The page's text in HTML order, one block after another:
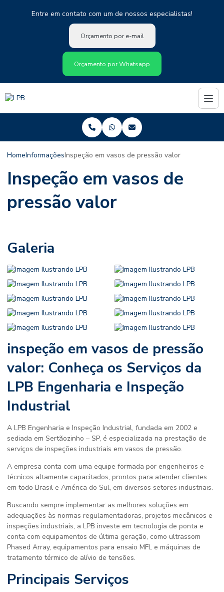
Entre em contato com um de nossos especialistas!
Orçamento por e-mail
Orçamento por Whatsapp
HomeInformaçõesInspeção em vasos de pressão valor
Inspeção em vasos de
pressão valor
Galeria
inspeção em vasos de pressão
valor: Conheça os Serviços da
LPB Engenharia e Inspeção
Industrial
A LPB Engenharia e Inspeção Industrial, fundada em 2002 e
sediada em Sertãozinho – SP, é especializada na prestação de
serviços de inspeções industriais em vasos de pressão.
A empresa conta com uma equipe formada por engenheiros e
técnicos altamente capacitados, prontos para atender clientes
em todo Brasil e América do Sul, em diversos setores industriais.
Buscando sempre implementar as melhores soluções em
adequações às normas regulamentadoras, projetos mecânicos e
inspeções industriais, a LPB investe em tecnologia de ponta e
conta com equipamentos de última geração, como ultrassom
Phased Array, equipamentos para ensaio MFL e máquinas de
tratamento térmico de alívio de tensões.
Principais Serviços